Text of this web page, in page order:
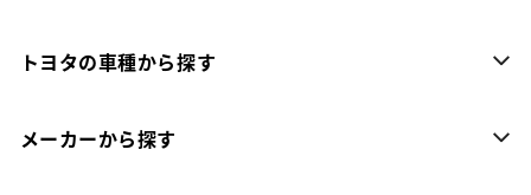
トヨタの車種から探す
メーカーから探す